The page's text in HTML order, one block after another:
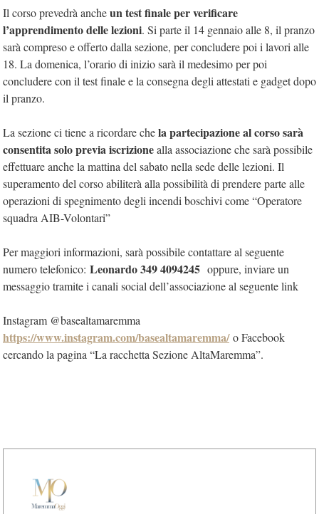
Il corso prevedrà ancheun test finale per verificare
l’apprendimento delle lezioni. Si parte il 14 gennaio alle 8, il pranzo
sarà compreso e offerto dalla sezione, per concludere poi i lavori alle
18. La domenica, l’orario di inizio sarà il medesimo per poi
concludere con il test finale e la consegna degli attestati e gadget dopo
il pranzo.
La sezione ci tiene a ricordare chela partecipazione al corso sarà
consentita solo previa iscrizionealla associazione che sarà possibile
effettuare anche la mattina del sabato nella sede delle lezioni. Il
superamento del corso abiliterà alla possibilità di prendere parte alle
operazioni di spegnimento degli incendi boschivi come “Operatore
squadra AIB-Volontari”
Per maggiori informazioni, sarà possibile contattare al seguente
numero telefonico: Leonardo 349 4094245 oppure, inviare un
messaggio tramite i canali social dell’associazione al seguente link
Instagram @basealtamaremma
https://www.instagram.com/basealtamaremma/o Facebook
cercando la pagina “La racchetta Sezione AltaMaremma”.